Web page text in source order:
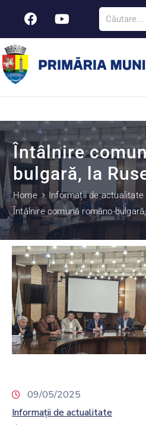
Întâlnire
bulgară, la
Home
Informații de actualitate
Întâlnire comună româno-
09/05/2025
Informații de actualitate